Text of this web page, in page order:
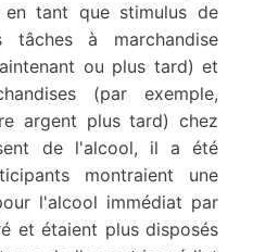
tant que stimulus de
tâches à marchandise
ou plus tard) et
(par exemple,
argent plus tard) chez
de l'alcool, il a été
montraient une
l'alcool immédiat par
et étaient plus disposés